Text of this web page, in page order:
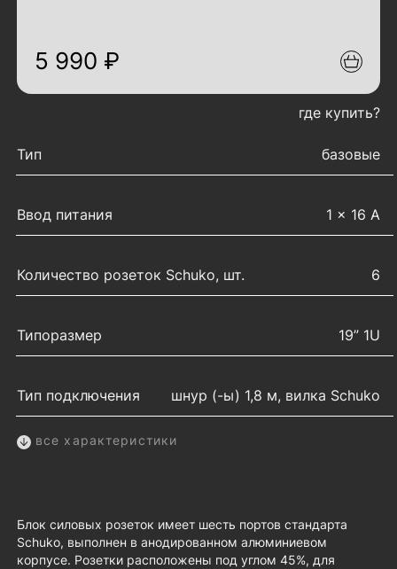
5 990 ₽
где купить?
Тип
базовые
Ввод питания 1 × 16 А
Количество розеток Schuko, шт. 6
Типоразмер 19” 1U
Тип подключения шнур (-ы) 1,8 м, вилка Schuko
все характеристики
Блок силовых розеток имеет шесть портов стандарта
Schuko, выполнен в анодированном алюминиевом
корпусе. Розетки расположены под углом 45%, для